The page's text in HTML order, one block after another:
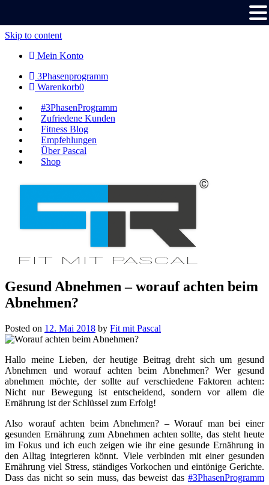
Skip to content
Mein Konto
3Phasenprogramm
Warenkorb0
#3PhasenProgramm
Zufriedene Kunden
Fitness Blog
Empfehlungen
Über Pascal
Shop
Gesund Abnehmen – worauf achten beim
Abnehmen?
Posted on 12. Mai 2018 by Fit mit Pascal
Hallo meine Lieben, der heutige Beitrag dreht sich um gesund
Abnehmen und worauf achten beim Abnehmen? Wer gesund
abnehmen möchte, der sollte auf verschiedene Faktoren achten:
Nicht nur Bewegung ist entscheidend, sondern vor allem die
Ernährung ist der Schlüssel zum Erfolg!
Also worauf achten beim Abnehmen? – Worauf man bei einer
gesunden Ernährung zum Abnehmen achten sollte, das steht heute
im Fokus und ich euch zeigen wie ihr eine gesunde Ernährung in
den Alltag integrieren könnt. Viele verbinden mit einer gesunden
Ernährung viel Stress, ständiges Vorkochen und eintönige Gerichte.
Dass das nicht so sein muss, das beweist das #3PhasenProgramm